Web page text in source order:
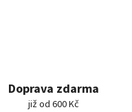
Doprava zdarma
již od 600 Kč